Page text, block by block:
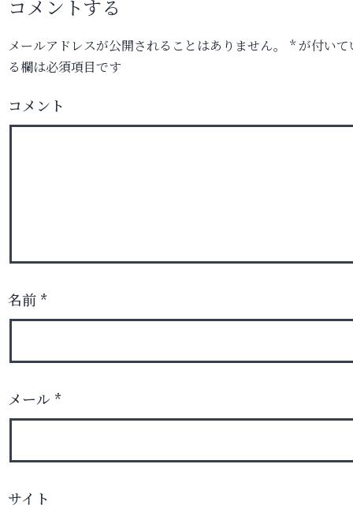
コメントする
メールアドレスが公開されることはありません。 *が付いて
る欄は必須項目です
コメント
名前 *
メール *
サイト